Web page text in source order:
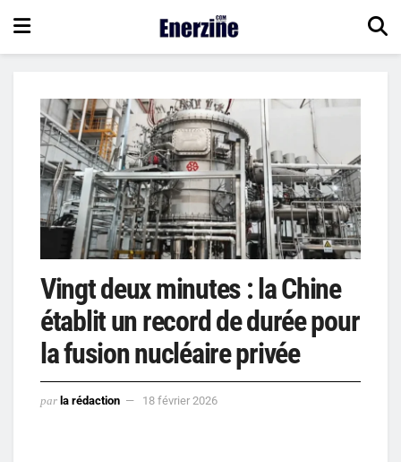
Vingt deux minutes : la Chine
établit un record de durée pour
la fusion nucléaire privée
par la rédaction 18 février 2026